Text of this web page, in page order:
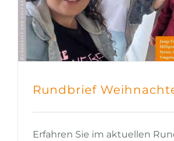
Rundbrief
Erfahren Sie im aktuellen